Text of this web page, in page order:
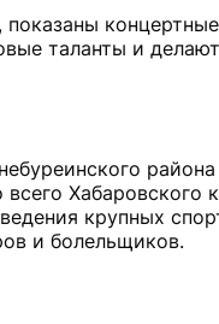
таланты и
Хабаровского
крупных
и болельщиков.